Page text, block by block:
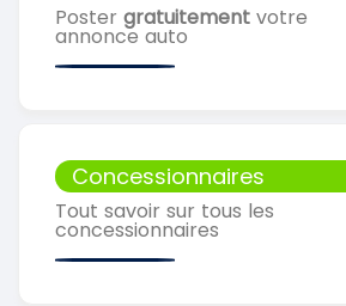
Poster gratuitement votre
annonce auto
Concessionnaires
Tout savoir sur tous les
concessionnaires